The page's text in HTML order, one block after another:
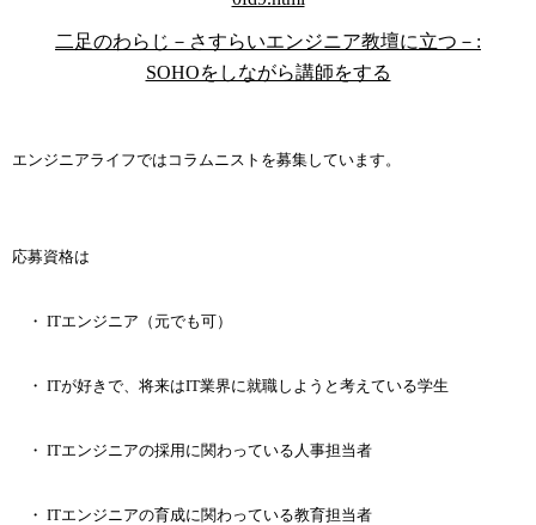
二足のわらじ－さすらいエンジニア教壇に立つ－:
SOHOをしながら講師をする
エンジニアライフではコラムニストを募集しています。
応募資格は
・ ITエンジニア（元でも可）
・ ITが好きで、将来はIT業界に就職しようと考えている学生
・ ITエンジニアの採用に関わっている人事担当者
・ ITエンジニアの育成に関わっている教育担当者